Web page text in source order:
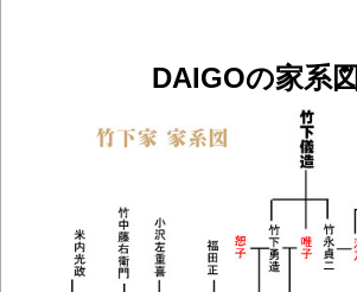
DAIGOの家系図